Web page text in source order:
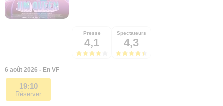
Presse
4,1
Spectateurs
4,3
6 août 2026 - En VF
19:10
Réserver